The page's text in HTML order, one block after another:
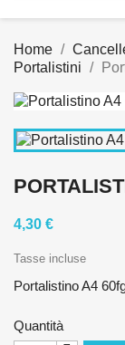
Home
Portalistini
4,30 €
Tasse incluse
Portalistino A4
Quantità